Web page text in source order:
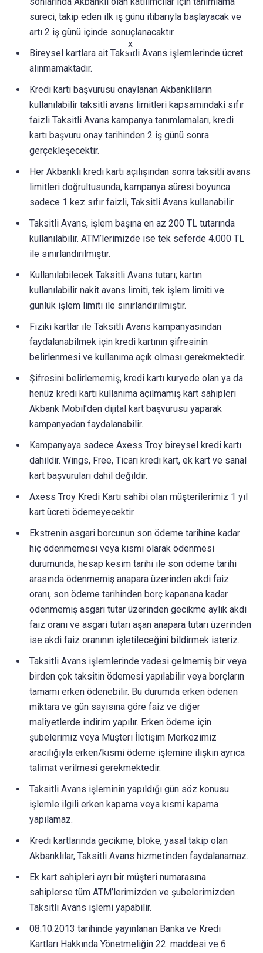
süreci, takip eden ilk iş günü itibarıyla başlayacak ve
artı 2 iş günü içinde sonuçlanacaktır.
Bireysel kartlara ait Taksitli Avans işlemlerinde ücret
alınmamaktadır.
Kredi kartı başvurusu onaylanan Akbanklıların
kullanılabilir taksitli avans limitleri kapsamındaki sıfır
faizli Taksitli Avans kampanya tanımlamaları, kredi
kartı başvuru onay tarihinden 2 iş günü sonra
gerçekleşecektir.
Her Akbanklı kredi kartı açılışından sonra taksitli avans
limitleri doğrultusunda, kampanya süresi boyunca
sadece 1 kez sıfır faizli, Taksitli Avans kullanabilir.
Taksitli Avans, işlem başına en az 200 TL tutarında
kullanılabilir. ATM’lerimizde ise tek seferde 4.000 TL
ile sınırlandırılmıştır.
Kullanılabilecek Taksitli Avans tutarı; kartın
kullanılabilir nakit avans limiti, tek işlem limiti ve
günlük işlem limiti ile sınırlandırılmıştır.
Fiziki kartlar ile Taksitli Avans kampanyasından
faydalanabilmek için kredi kartının şifresinin
belirlenmesi ve kullanıma açık olması gerekmektedir.
Şifresini belirlememiş, kredi kartı kuryede olan ya da
henüz kredi kartı kullanıma açılmamış kart sahipleri
Akbank Mobil’den dijital kart başvurusu yaparak
kampanyadan faydalanabilir.
Kampanyaya sadece Axess Troy bireysel kredi kartı
dahildir. Wings, Free, Ticari kredi kart, ek kart ve sanal
kart başvuruları dahil değildir.
Axess Troy Kredi Kartı sahibi olan müşterilerimiz 1 yıl
kart ücreti ödemeyecektir.
Ekstrenin asgari borcunun son ödeme tarihine kadar
hiç ödenmemesi veya kısmi olarak ödenmesi
durumunda; hesap kesim tarihi ile son ödeme tarihi
arasında ödenmemiş anapara üzerinden akdi faiz
oranı, son ödeme tarihinden borç kapanana kadar
ödenmemiş asgari tutar üzerinden gecikme aylık akdi
faiz oranı ve asgari tutarı aşan anapara tutarı üzerinden
ise akdi faiz oranının işletileceğini bildirmek isteriz.
Taksitli Avans işlemlerinde vadesi gelmemiş bir veya
birden çok taksitin ödemesi yapılabilir veya borçların
tamamı erken ödenebilir. Bu durumda erken ödenen
miktara ve gün sayısına göre faiz ve diğer
maliyetlerde indirim yapılır. Erken ödeme için
şubelerimiz veya Müşteri İletişim Merkezimiz
aracılığıyla erken/kısmi ödeme işlemine ilişkin ayrıca
talimat verilmesi gerekmektedir.
Taksitli Avans işleminin yapıldığı gün söz konusu
işlemle ilgili erken kapama veya kısmi kapama
yapılamaz.
Kredi kartlarında gecikme, bloke, yasal takip olan
Akbanklılar, Taksitli Avans hizmetinden faydalanamaz.
Ek kart sahipleri ayrı bir müşteri numarasına
sahiplerse tüm ATM’lerimizden ve şubelerimizden
Taksitli Avans işlemi yapabilir.
08.10.2013 tarihinde yayınlanan Banka ve Kredi
Kartları Hakkında Yönetmeliğin 22. maddesi ve 6
x